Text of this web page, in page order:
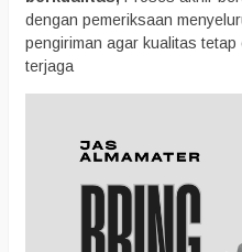
dengan pemeriksaan
pengiriman agar kualitas
terjaga